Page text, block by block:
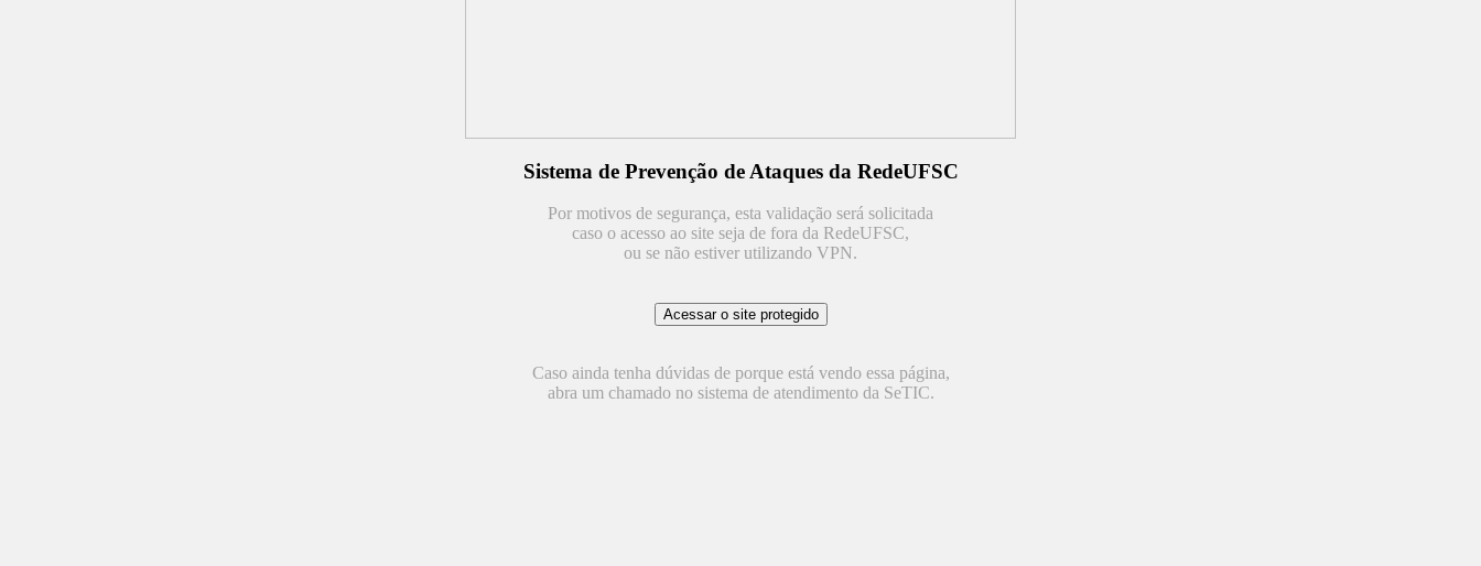
Sistema de Prevenção de Ataques da RedeUFSC
Por motivos de segurança, esta validação será solicitada
caso o acesso ao site seja de fora da RedeUFSC,
ou se não estiver utilizando VPN.
Caso ainda tenha dúvidas de porque está vendo essa página,
abra um chamado no sistema de atendimento da SeTIC.